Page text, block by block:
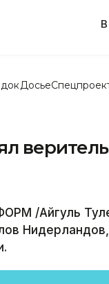
Досье
/Айгуль